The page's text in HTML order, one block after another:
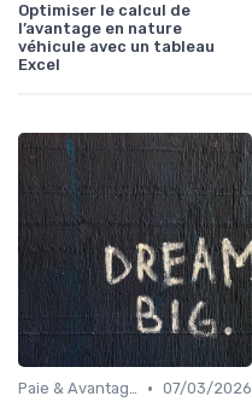
Optimiser le calcul de
l’avantage en nature
véhicule avec un tableau
Excel
Paie & Avantages • 07/03/2026